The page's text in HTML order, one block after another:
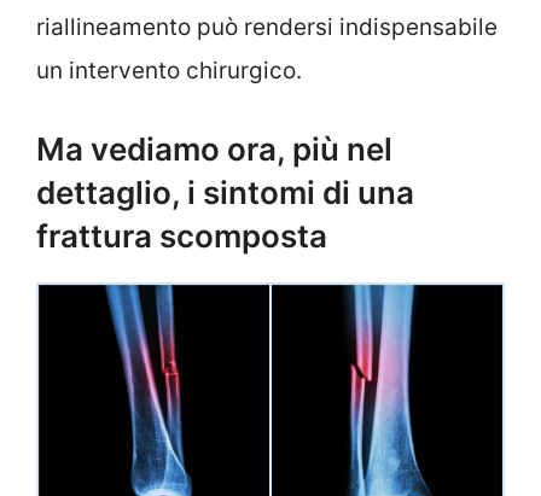
riallineamento può rendersi indispensabile
un intervento chirurgico.
Ma vediamo ora, più nel
dettaglio, i sintomi di una
frattura scomposta